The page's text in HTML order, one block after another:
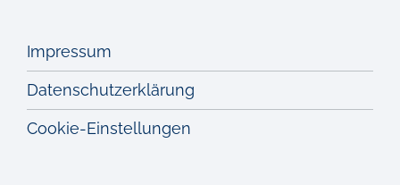
Impressum
Datenschutzerklärung
Cookie-Einstellungen